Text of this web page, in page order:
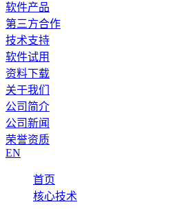
软件产品
第三方合作
技术支持
软件试用
资料下载
关于我们
公司简介
公司新闻
荣誉资质
EN
首页
核心技术